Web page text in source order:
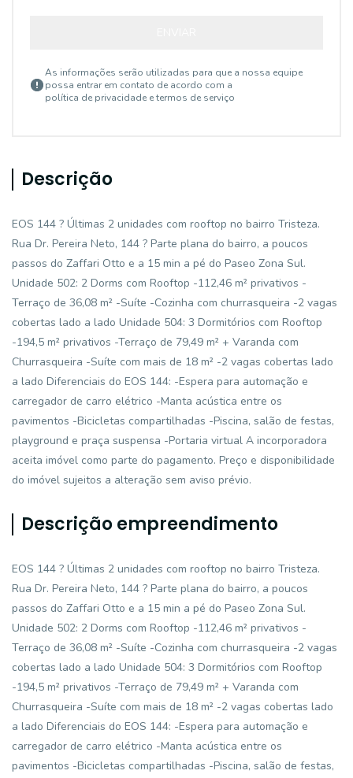
As informações serão utilizadas para que a nossa equipe
possa entrar em contato de acordo com a
política de privacidade e termos de serviço
Descrição
EOS 144 ? Últimas 2 unidades com rooftop no bairro Tristeza.
Rua Dr. Pereira Neto, 144 ? Parte plana do bairro, a poucos
passos do Zaffari Otto e a 15 min a pé do Paseo Zona Sul.
Unidade 502: 2 Dorms com Rooftop -112,46 m² privativos -
Terraço de 36,08 m² -Suíte -Cozinha com churrasqueira -2 vagas
cobertas lado a lado Unidade 504: 3 Dormitórios com Rooftop
-194,5 m² privativos -Terraço de 79,49 m² + Varanda com
Churrasqueira -Suíte com mais de 18 m² -2 vagas cobertas lado
a lado Diferenciais do EOS 144: -Espera para automação e
carregador de carro elétrico -Manta acústica entre os
pavimentos -Bicicletas compartilhadas -Piscina, salão de festas,
playground e praça suspensa -Portaria virtual A incorporadora
aceita imóvel como parte do pagamento. Preço e disponibilidade
do imóvel sujeitos a alteração sem aviso prévio.
Descrição empreendimento
EOS 144 ? Últimas 2 unidades com rooftop no bairro Tristeza.
Rua Dr. Pereira Neto, 144 ? Parte plana do bairro, a poucos
passos do Zaffari Otto e a 15 min a pé do Paseo Zona Sul.
Unidade 502: 2 Dorms com Rooftop -112,46 m² privativos -
Terraço de 36,08 m² -Suíte -Cozinha com churrasqueira -2 vagas
cobertas lado a lado Unidade 504: 3 Dormitórios com Rooftop
-194,5 m² privativos -Terraço de 79,49 m² + Varanda com
Churrasqueira -Suíte com mais de 18 m² -2 vagas cobertas lado
a lado Diferenciais do EOS 144: -Espera para automação e
carregador de carro elétrico -Manta acústica entre os
pavimentos -Bicicletas compartilhadas -Piscina, salão de festas,